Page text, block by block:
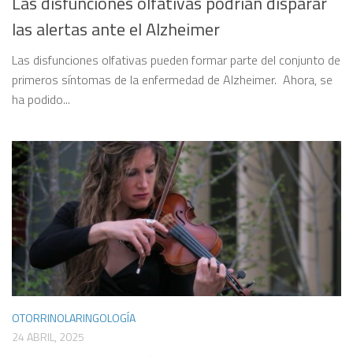
las alertas ante el Alzheimer
Las disfunciones olfativas pueden formar parte del conjunto de
primeros síntomas de la enfermedad de Alzheimer. Ahora, se
ha podido...
OTORRINOLARINGOLOGÍA
24 ABRIL, 2025